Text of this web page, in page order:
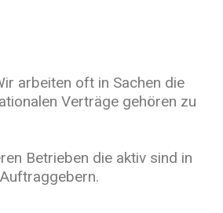
arbeiten oft in Sachen die
Verträge gehören zu
Betrieben die aktiv sind in